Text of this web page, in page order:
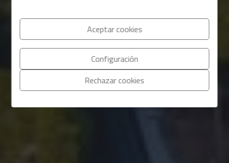
Aceptar cookies
Configuración
Rechazar cookies